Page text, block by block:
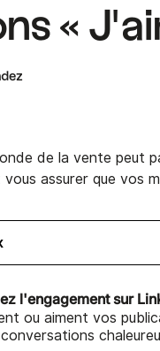
«
de la vente peut
assurer que vos
l'engagement sur
ou aiment vos